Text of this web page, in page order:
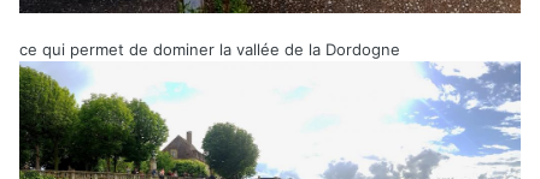
ce qui permet de dominer la vallée de la Dordogne